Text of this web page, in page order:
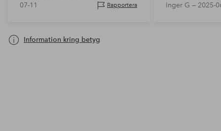
07-11
Rapportera Inger G — 2025-
Information kring betyg